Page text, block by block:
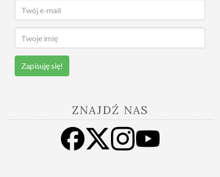
Zapisuję się!
ZNAJDŹ NAS